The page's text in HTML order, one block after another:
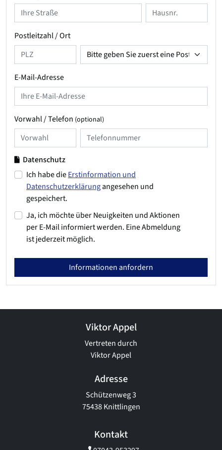
Postleitzahl / Ort
E-Mail-Adresse
Vorwahl / Telefon (optional)
Datenschutz
Ich habe dieErstinformation und
Datenschutzerklärungangesehen und
gespeichert.
Ja, ich möchte über Neuigkeiten und Aktionen
per E-Mail informiert werden. Eine Abmeldung
ist jederzeit möglich.
Informationen anfordern
Viktor Appel
Vertreten durch
Viktor Appel
Adresse
Schützenweg 3
75438 Knittlingen
Kontakt